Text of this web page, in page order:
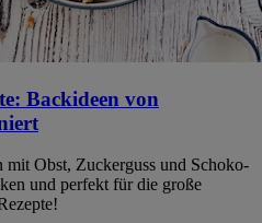
Backideen von
Obst, Zuckerguss und Schoko-
und perfekt für die große